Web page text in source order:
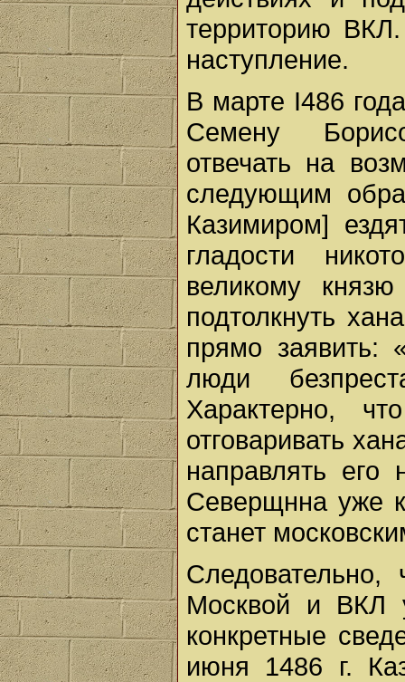
территорию
наступление.
В марте I486
Семену
отвечать на
следующим
Казимиром]
гладости
великому
подтолкнуть
прямо заявить:
люди
Характерно,
отговаривать
направлять
Северщнна уже
станет
Москвой и ВКЛ
конкретные
июня 1486 г.